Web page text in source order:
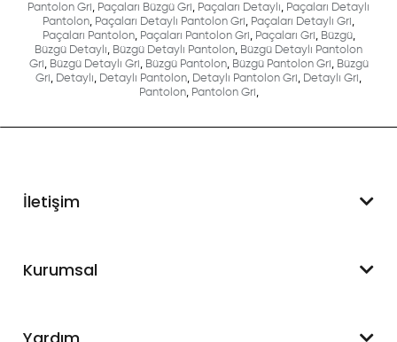
Pantolon Gri, Paçaları Büzgü Gri, Paçaları Detaylı, Paçaları Detaylı
Pantolon, Paçaları Detaylı Pantolon Gri, Paçaları Detaylı Gri,
Paçaları Pantolon, Paçaları Pantolon Gri, Paçaları Gri, Büzgü,
Büzgü Detaylı, Büzgü Detaylı Pantolon, Büzgü Detaylı Pantolon
Gri, Büzgü Detaylı Gri, Büzgü Pantolon, Büzgü Pantolon Gri, Büzgü
Gri, Detaylı, Detaylı Pantolon, Detaylı Pantolon Gri, Detaylı Gri,
Pantolon, Pantolon Gri,
İletişim
WhatsApp Destek
Kurumsal
Hakkımızda